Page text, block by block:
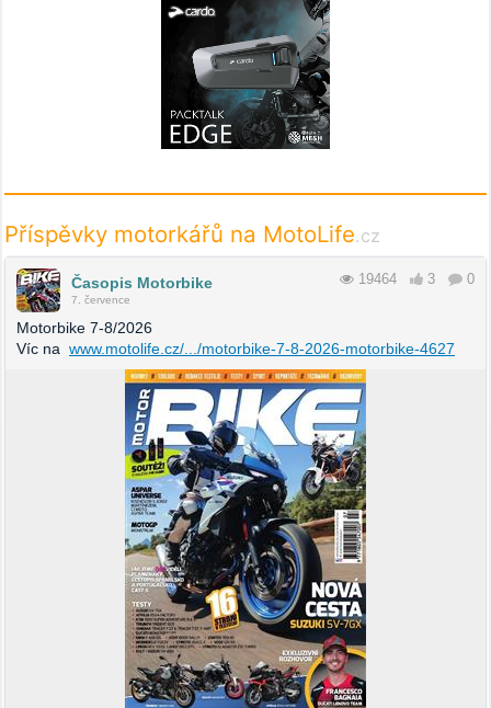
Příspěvky motorkářů na MotoLife.cz
Časopis Motorbike
7. července
19464 3 0
Motorbike 7-8/2026
Víc na www.motolife.cz/.../motorbike-7-8-2026-motorbike-4627